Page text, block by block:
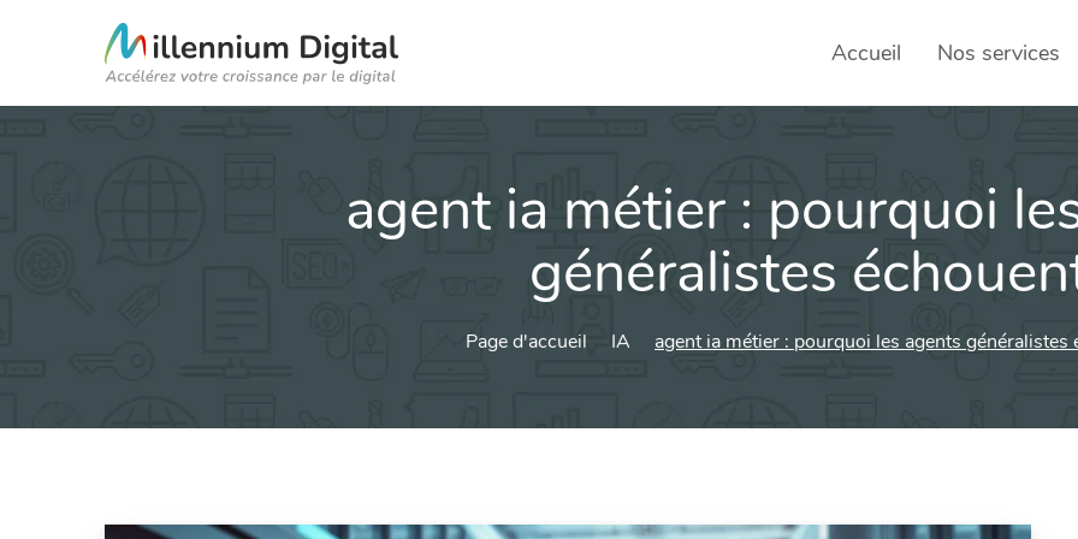
Accueil Nos services
SEO –
Social
agent ia métier : pourquoi
généralistes
Page d'accueil IA agent ia métier : pourquoi les agents généralistes